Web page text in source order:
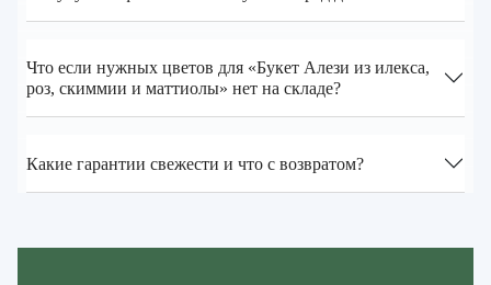
Что если нужных цветов для «Букет Алези из илекса,
роз, скиммии и маттиолы» нет на складе?
Какие гарантии свежести и что с возвратом?